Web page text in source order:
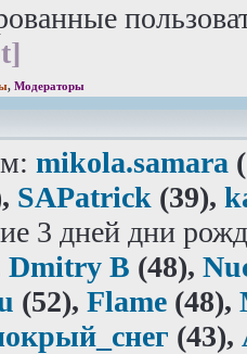
, Модераторы
mikola.samara
SAPatrick (39),
3 дней дни
Dmitry B (48),
(52), Flame (48),
(43),